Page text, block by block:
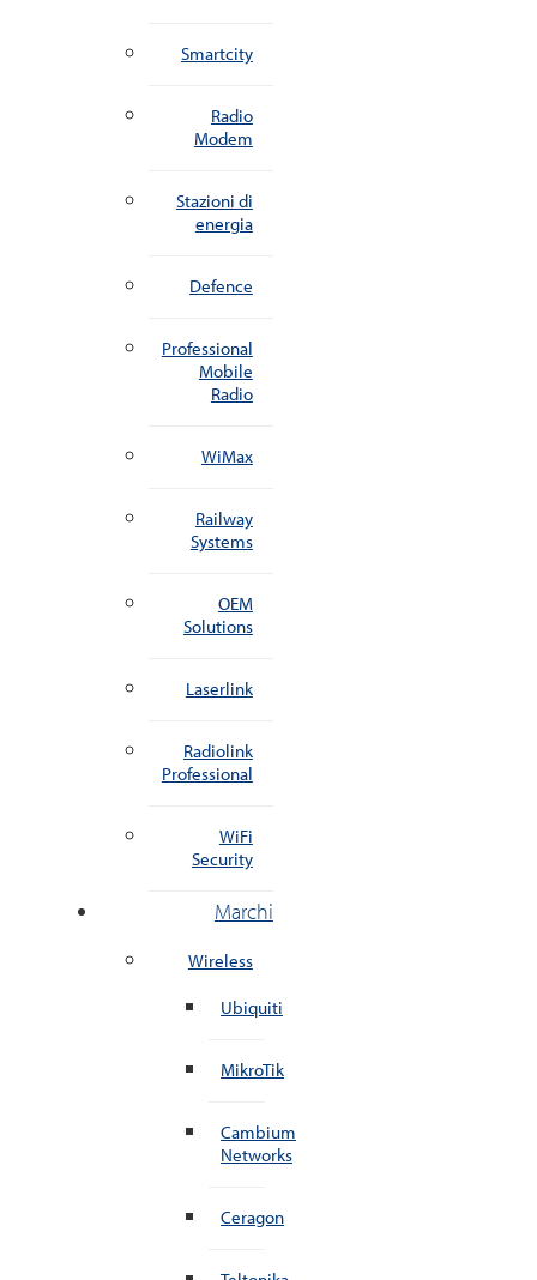
Smartcity
Radio
Modem
Stazioni di
energia
Defence
Professional
Mobile
Radio
WiMax
Railway
Systems
OEM
Solutions
Laserlink
Radiolink
Professional
WiFi
Security
Marchi
Wireless
Ubiquiti
MikroTik
Cambium
Networks
Ceragon